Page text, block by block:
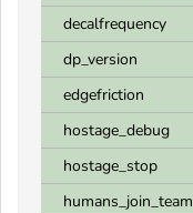
decalfrequency
dp_version
edgefriction
hostage_debug
hostage_stop
humans_join_team